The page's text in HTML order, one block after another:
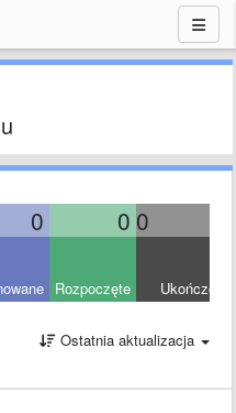
0 0 0
Rozpoczęte Ukończony
Ostatnia aktualizacja